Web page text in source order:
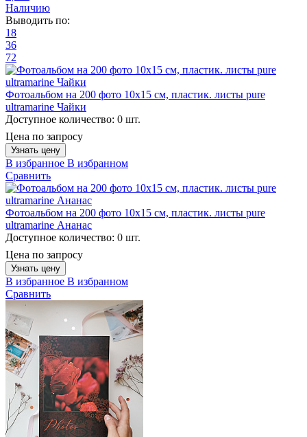
Наличию
Выводить по:
18
36
72
Фотоальбом на 200 фото 10х15 см, пластик. листы pure
ultramarine Чайки
Доступное количество: 0 шт.
Цена по запросу
Узнать цену
В избранное В избранном
Сравнить
Фотоальбом на 200 фото 10х15 см, пластик. листы pure
ultramarine Ананас
Доступное количество: 0 шт.
Цена по запросу
Узнать цену
В избранное В избранном
Сравнить